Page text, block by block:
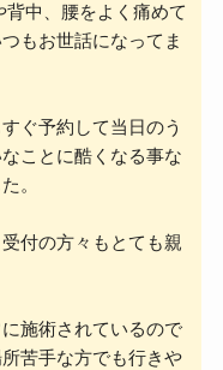
背中、腰をよく痛めて
もお世話になってま
ぐ予約して当日のう
ことに酷くなる事な
。
付の方々もとても親
施術されているので
苦手な方でも行きや